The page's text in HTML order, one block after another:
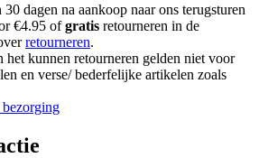
dagen na aankoop naar ons terugsturen
€4.95 ofgratis retourneren in de
retourneren.
kunnen retourneren gelden niet voor
en verse/ bederfelijke artikelen zoals